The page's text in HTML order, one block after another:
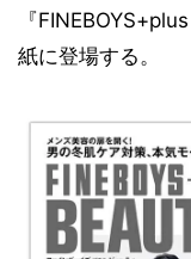
『
紙に登場する。